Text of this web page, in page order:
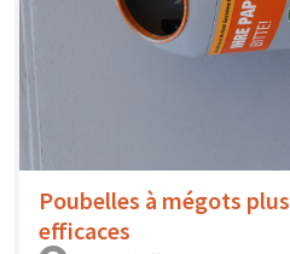
Poubelles à mégots plus
efficaces